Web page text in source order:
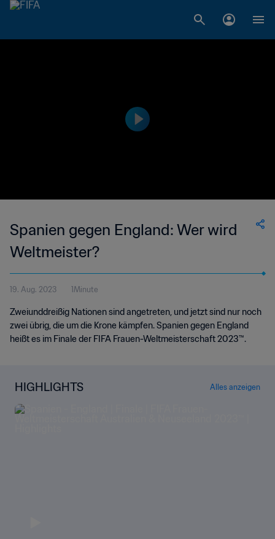
Spanien gegen England: Wer wird
Weltmeister?
19. Aug. 2023 1Minute
Zweiunddreißig Nationen sind angetreten, und jetzt sind nur noch
zwei übrig, die um die Krone kämpfen. Spanien gegen England
heißt es im Finale der FIFA Frauen-Weltmeisterschaft 2023™.
HIGHLIGHTS Alles anzeigen